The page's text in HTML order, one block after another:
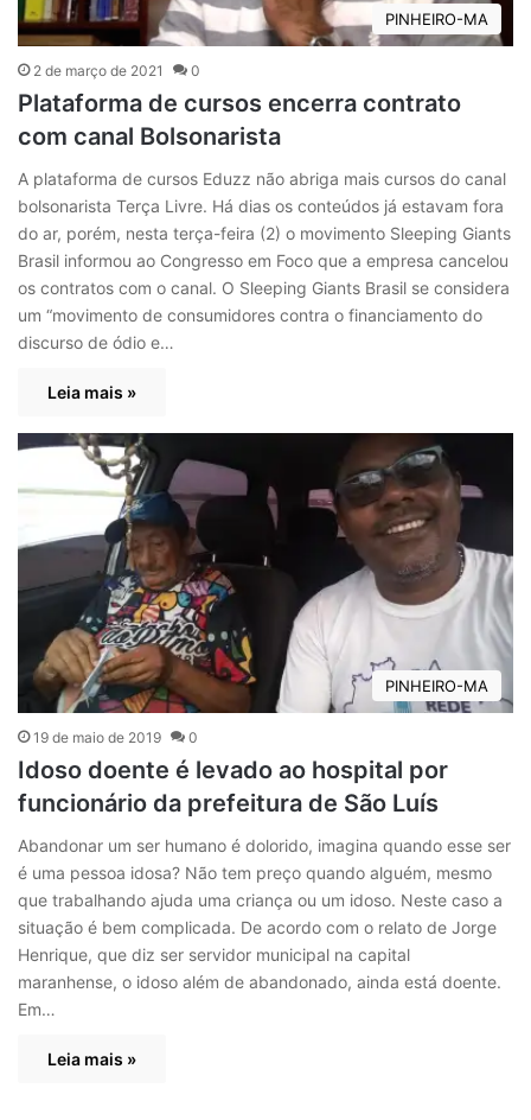
PINHEIRO-MA
2 de março de 2021 0
Plataforma de cursos encerra contrato
com canal Bolsonarista
A plataforma de cursos Eduzz não abriga mais cursos do canal
bolsonarista Terça Livre. Há dias os conteúdos já estavam fora
do ar, porém, nesta terça-feira (2) o movimento Sleeping Giants
Brasil informou ao Congresso em Foco que a empresa cancelou
os contratos com o canal. O Sleeping Giants Brasil se considera
um “movimento de consumidores contra o financiamento do
discurso de ódio e…
Leia mais »
PINHEIRO-MA
19 de maio de 2019 0
Idoso doente é levado ao hospital por
funcionário da prefeitura de São Luís
Abandonar um ser humano é dolorido, imagina quando esse ser
é uma pessoa idosa? Não tem preço quando alguém, mesmo
que trabalhando ajuda uma criança ou um idoso. Neste caso a
situação é bem complicada. De acordo com o relato de Jorge
Henrique, que diz ser servidor municipal na capital
maranhense, o idoso além de abandonado, ainda está doente.
Em…
Leia mais »